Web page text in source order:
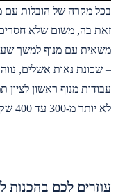
בכל מקרה של הובלות עם
זאת בה, משום שלא
משאית עם מנוף למשך
– שכונת נאות אשלים,
עבודות מנוף ראשון
לא יותר מ-300 עד 400 שקלים לשעת עבודה.
עוזרים לכם